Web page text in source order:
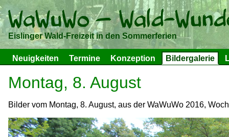
Eislinger Wald-Freizeit in den Sommerferien
Neuigkeiten Termine Konzeption Bildergalerie
Montag, 8. August
Bilder vom Montag, 8. August, aus der WaWuWo 2016,